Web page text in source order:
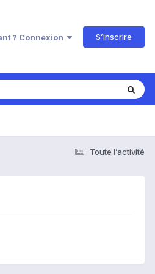
? Connexion S’inscrire
Toute l’activité